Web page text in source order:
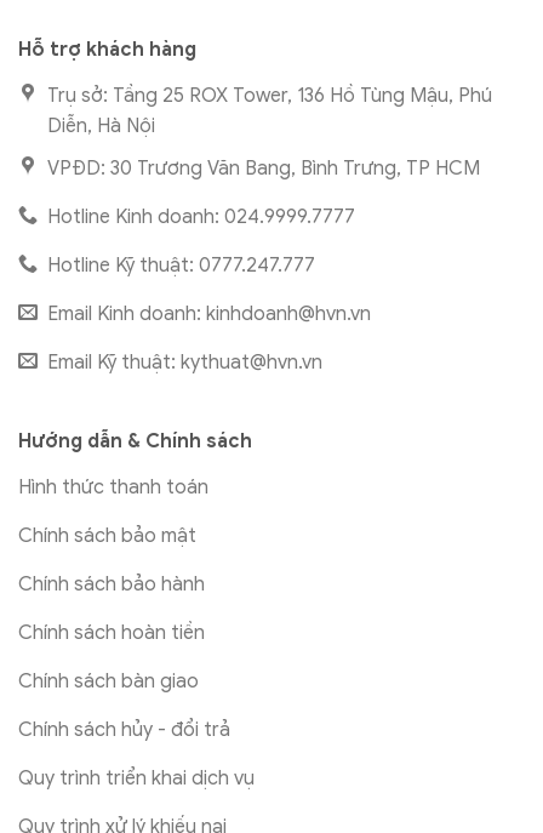
Hỗ trợ khách hàng
Trụ sở: Tầng 25 ROX Tower, 136 Hồ Tùng Mậu, Phú
Diễn, Hà Nội
VPĐD: 30 Trương Văn Bang, Bình Trưng, TP HCM
Hotline Kinh doanh: 024.9999.7777
Hotline Kỹ thuật: 0777.247.777
Email Kinh doanh: kinhdoanh@hvn.vn
Email Kỹ thuật: kythuat@hvn.vn
Hướng dẫn & Chính sách
Hình thức thanh toán
Chính sách bảo mật
Chính sách bảo hành
Chính sách hoàn tiền
Chính sách bàn giao
Chính sách hủy - đổi trả
Quy trình triển khai dịch vụ
Quy trình xử lý khiếu nại